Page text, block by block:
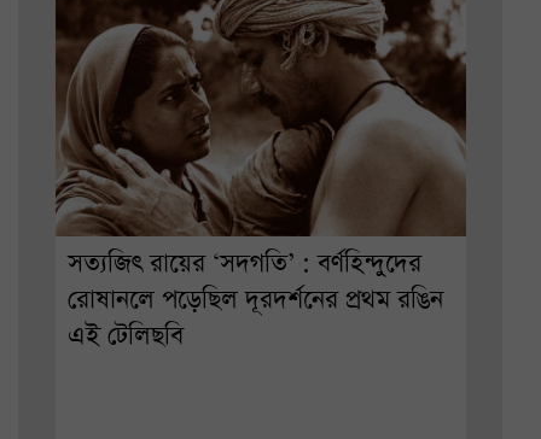
সত্যজিৎ রায়ের ‘সদগতি’ : বর্ণহিন্দুদের
রোষানলে পড়েছিল দূরদর্শনের প্রথম রঙিন
এই টেলিছবি